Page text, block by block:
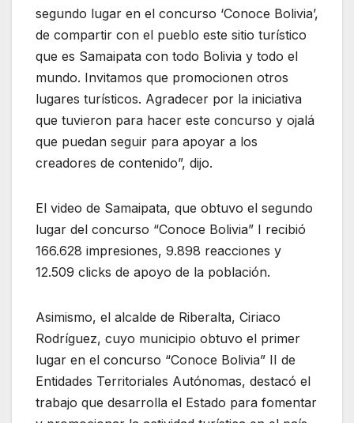
segundo lugar en el concurso ‘Conoce Bolivia’,
de compartir con el pueblo este sitio turístico
que es Samaipata con todo Bolivia y todo el
mundo. Invitamos que promocionen otros
lugares turísticos. Agradecer por la iniciativa
que tuvieron para hacer este concurso y ojalá
que puedan seguir para apoyar a los
creadores de contenido”, dijo.
El video de Samaipata, que obtuvo el segundo
lugar del concurso “Conoce Bolivia” I recibió
166.628 impresiones, 9.898 reacciones y
12.509 clicks de apoyo de la población.
Asimismo, el alcalde de Riberalta, Ciriaco
Rodríguez, cuyo municipio obtuvo el primer
lugar en el concurso “Conoce Bolivia” II de
Entidades Territoriales Autónomas, destacó el
trabajo que desarrolla el Estado para fomentar